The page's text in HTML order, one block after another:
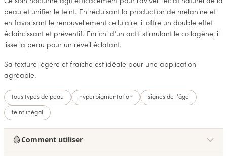
peau et unifier le teint. En réduisant la production de mélanine et
en favorisant le renouvellement cellulaire, il offre un double effet
éclaircissant et préventif. Enrichi d’un actif stimulant le collagène, il
lisse la peau pour un réveil éclatant.
Sa texture légère et fraîche est idéale pour une application
agréable.
tous types de peau hyperpigmentation signes de l'âge
teint inégal
Comment utiliser